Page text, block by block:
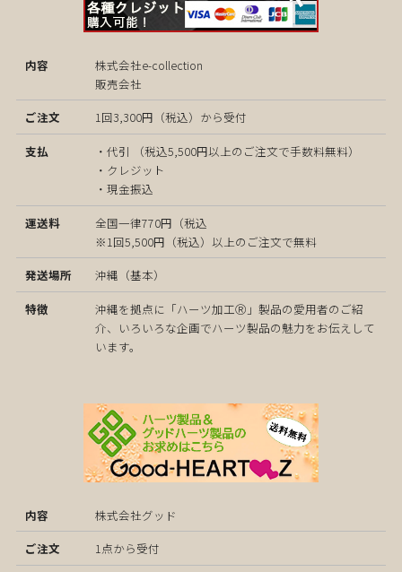
株式会社e-collection
販売会社
1回3,300円（税込）から受付
・代引 （税込5,500円以上のご注文で手数料無料）
・クレジット
・現金振込
全国一律770円（税込
※1回5,500円（税込）以上のご注文で無料
沖縄（基本）
沖縄を拠点に「ハーツ加工Ⓡ」製品の愛用者のご紹
介、いろいろな企画でハーツ製品の魅力をお伝えして
います。
株式会社グッド
1点から受付